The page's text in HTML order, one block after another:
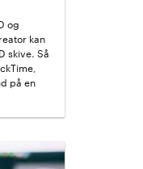
og
kan
skive. Så
på en